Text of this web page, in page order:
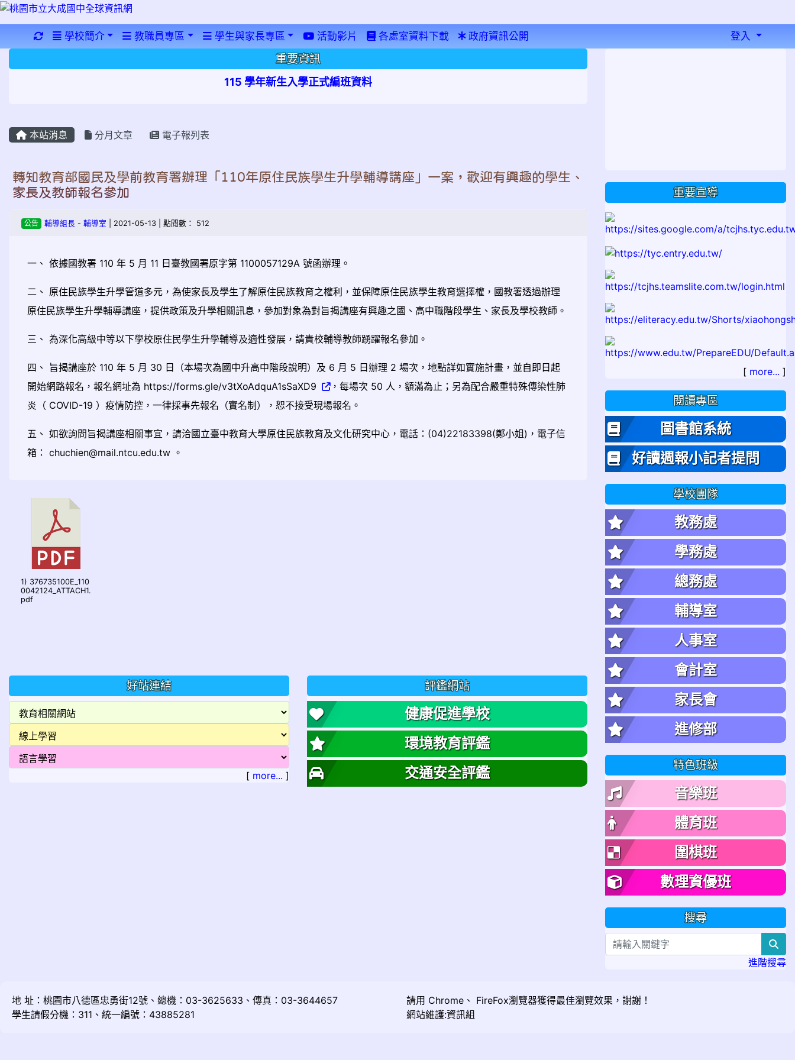
重新取得佈景設定
學校簡介 教職員專區 學生與家長專區 活動影片 各處室資料下載 政府資訊公開 登入
重要資訊
115 學年新生入學正式編班資料
本站消息 分月文章 電子報列表
轉知教育部國民及學前教育署辦理「110年原住民族學生升學輔導講座」一案，歡迎有興趣的學生、
家長及教師報名參加
公告 輔導組長- 輔導室 | 2021-05-13 | 點閱數： 512
一、 依據國教署 110 年 5 月 11 日臺教國署原字第 1100057129A 號函辦理。
二、 原住民族學生升學管道多元，為使家長及學生了解原住民族教育之權利，並保障原住民族學生教育選擇權，國教署透過辦理
原住民族學生升學輔導講座，提供政策及升學相關訊息，參加對象為對旨揭講座有興趣之國、高中職階段學生、家長及學校教師。
三、 為深化高級中等以下學校原住民學生升學輔導及適性發展，請貴校輔導教師踴躍報名參加。
四、 旨揭講座於 110 年 5 月 30 日（本場次為國中升高中階段說明）及 6 月 5 日辦理 2 場次，地點詳如實施計畫，並自即日起
開始網路報名，報名網址為 https://forms.gle/v3tXoAdquA1sSaXD9
，每場次 50 人，額滿為止；另為配合嚴重特殊傳染性肺
炎（ COVID-19 ）疫情防控，一律採事先報名（實名制），恕不接受現場報名。
五、 如欲詢問旨揭講座相關事宜，請洽國立臺中教育大學原住民族教育及文化研究中心，電話：(04)22183398(鄭小姐)，電子信
箱： chuchien@mail.ntcu.edu.tw 。
1) 376735100E_110
0042124_ATTACH1.
pdf
好站連結
[ more... ]
評鑑網站
健康促進學校
環境教育評鑑
交通安全評鑑
重要宣導
[ more... ]
閱讀專區
圖書館系統
好讀週報小記者提問
學校團隊
教務處
學務處
總務處
輔導室
人事室
會計室
家長會
進修部
特色班級
音樂班
體育班
圍棋班
數理資優班
搜尋
進階搜尋
地 址：桃園市八德區忠勇街12號、總機：03-3625633、傳真：03-3644657
學生請假分機：311、統一編號：43885281
請用 Chrome 、 FireFox瀏覽器獲得最佳瀏覽效果，謝謝！
網站維護:資訊組